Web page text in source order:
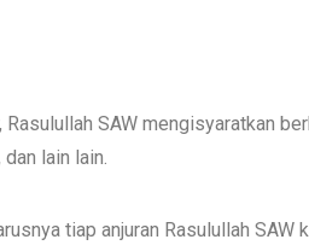
SAW mengisyaratkan
lain lain.
tiap anjuran Rasulullah SAW